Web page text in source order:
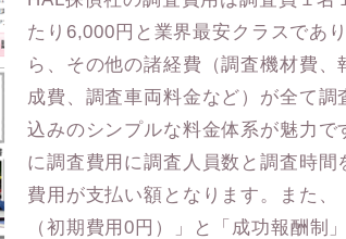
たり6,000円と業界最安クラスであ
ら、その他の諸経費（調査機材費、
成費、調査車両料金など）が全て調
込みのシンプルな料金体系が魅力で
に調査費用に調査人員数と調査時間
費用が支払い額となります。また、
（初期費用0円）」と「成功報酬制